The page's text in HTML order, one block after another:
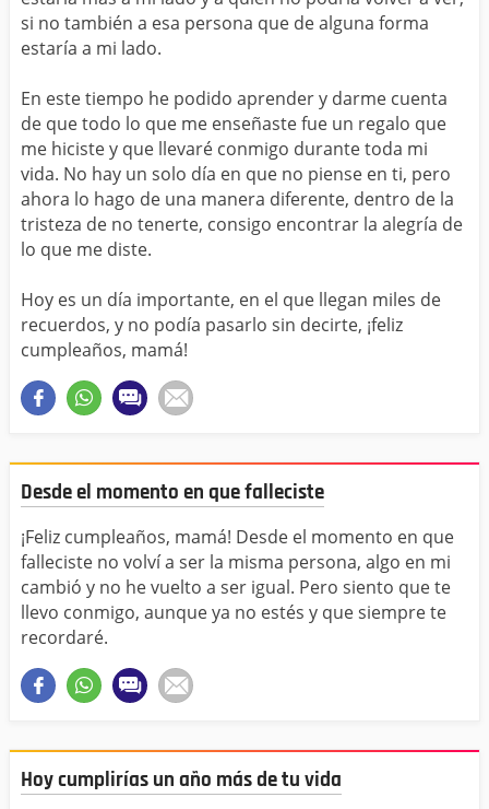
si no también a esa persona que de alguna forma
estaría a mi lado.
En este tiempo he podido aprender y darme cuenta
de que todo lo que me enseñaste fue un regalo que
me hiciste y que llevaré conmigo durante toda mi
vida. No hay un solo día en que no piense en ti, pero
ahora lo hago de una manera diferente, dentro de la
tristeza de no tenerte, consigo encontrar la alegría de
lo que me diste.
Hoy es un día importante, en el que llegan miles de
recuerdos, y no podía pasarlo sin decirte, ¡feliz
cumpleaños, mamá!
Desde el momento en que falleciste
¡Feliz cumpleaños, mamá! Desde el momento en que
falleciste no volví a ser la misma persona, algo en mi
cambió y no he vuelto a ser igual. Pero siento que te
llevo conmigo, aunque ya no estés y que siempre te
recordaré.
Hoy cumplirías un año más de tu vida